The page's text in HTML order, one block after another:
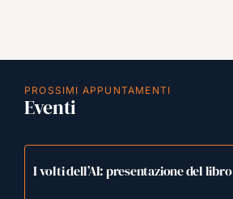
PROSSIMI APPUNTAMENTI
Eventi
I volti dell’AI: presentazione del libro